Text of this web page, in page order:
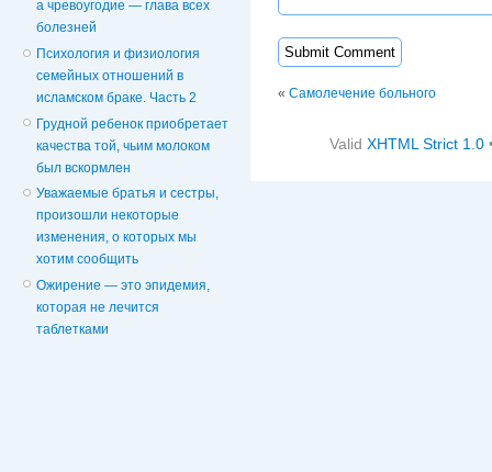
а чревоугодие — глава всех
болезней
Психология и физиология
семейных отношений в
исламском браке. Часть 2
Грудной ребенок приобретает
качества той, чьим молоком
был вскормлен
Уважаемые братья и сестры,
произошли некоторые
изменения, о которых мы
хотим сообщить
Ожирение — это эпидемия,
которая не лечится
таблетками
« Самолечение больного
ValidXHTML Strict 1.0